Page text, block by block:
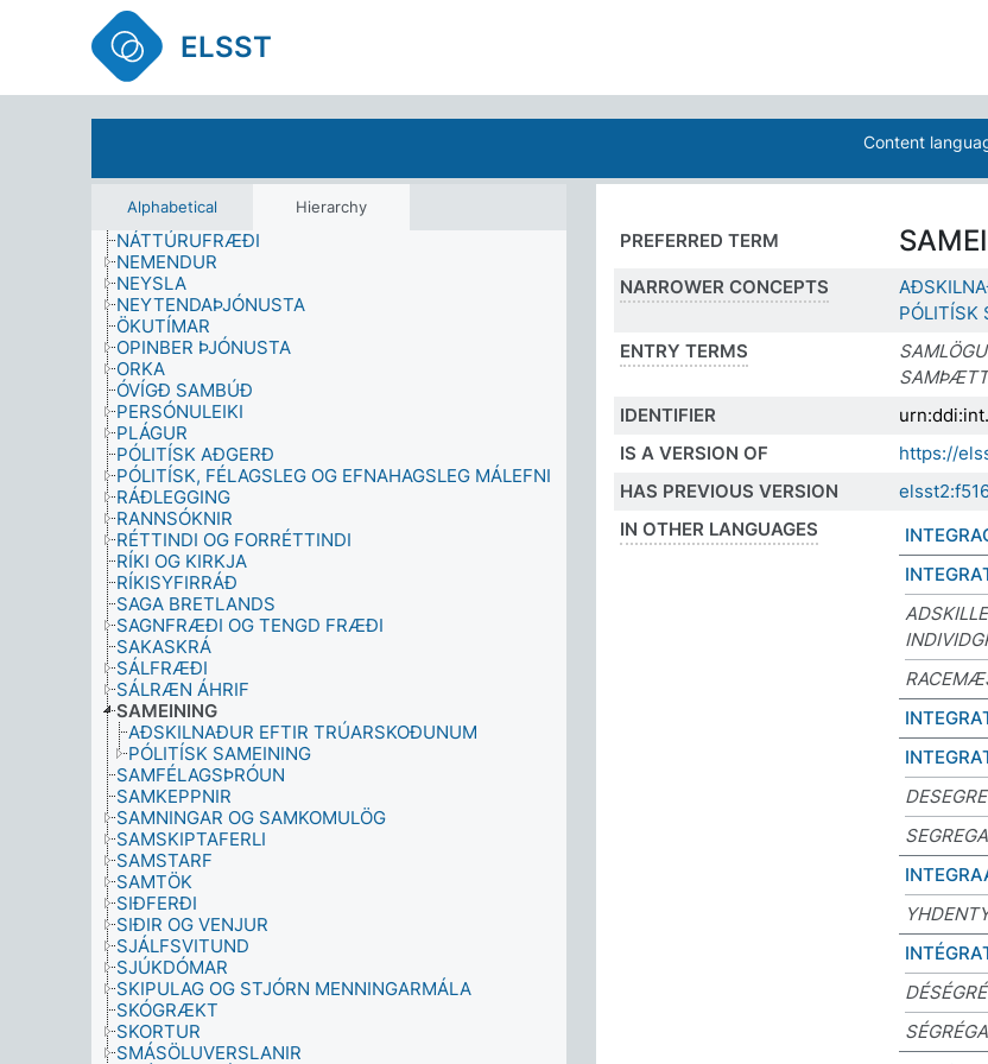
ELSST
Content
Alphabetical Hierarchy
MAT (MÆLING)
MATUR OG NÆRING
MEIÐSLI
MENNING
MENNINGARAÐSTÆÐUR
MISMUNUN
NÁMSSKIPULAG OG STJÓRNUN
NÁMSUMHVERFI
NÁTTÚRUFRÆÐI
NEMENDUR
NEYSLA
NEYTENDAÞJÓNUSTA
ÖKUTÍMAR
OPINBER ÞJÓNUSTA
ORKA
ÓVÍGÐ SAMBÚÐ
PERSÓNULEIKI
PLÁGUR
PÓLITÍSK AÐGERÐ
PÓLITÍSK, FÉLAGSLEG OG EFNAHAGSLEG MÁLEFNI
RÁÐLEGGING
RANNSÓKNIR
RÉTTINDI OG FORRÉTTINDI
RÍKI OG KIRKJA
RÍKISYFIRRÁÐ
SAGA BRETLANDS
SAGNFRÆÐI OG TENGD FRÆÐI
SAKASKRÁ
SÁLFRÆÐI
SÁLRÆN ÁHRIF
SAMEINING
AÐSKILNAÐUR EFTIR TRÚARSKOÐUNUM
PÓLITÍSK SAMEINING
SAMFÉLAGSÞRÓUN
SAMKEPPNIR
SAMNINGAR OG SAMKOMULÖG
SAMSKIPTAFERLI
SAMSTARF
SAMTÖK
SIÐFERÐI
SIÐIR OG VENJUR
SJÁLFSVITUND
SJÚKDÓMAR
SKIPULAG OG STJÓRN MENNINGARMÁLA
SKÓGRÆKT
SKORTUR
SMÁSÖLUVERSLANIR
PREFERRED TERM
NARROWER CONCEPTS
PÓLITÍSK
ENTRY TERMS
IDENTIFIER
IS A VERSION OF
https://
HAS PREVIOUS VERSION
IN OTHER LANGUAGES